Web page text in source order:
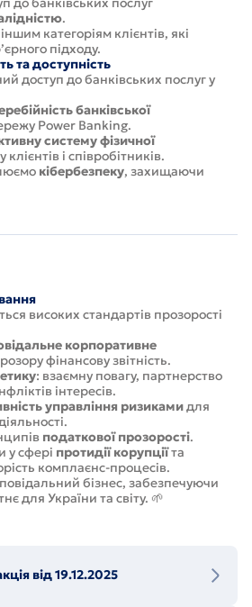
.
категоріям клієнтів, які
підходу.
та доступність
доступ до банківських послуг у
банківської
Power Banking.
систему фізичної
клієнтів і співробітників.
кібербезпеку, захищаючи
високих стандартів прозорості
корпоративне
фінансову звітність.
: взаємну повагу, партнерство
інтересів.
управління ризикамидля
податкової прозорості.
у сфері протидії корупціїта
комплаєнс-процесів.
бізнес, забезпечуючи
для України та світу. 🌱
від 19.12.2025